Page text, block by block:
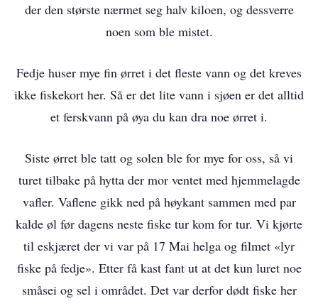
der den største nærmet seg halv kiloen, og dessverre
noen som ble mistet.
Fedje huser mye fin ørret i det fleste vann og det kreves
ikke fiskekort her. Så er det lite vann i sjøen er det alltid
et ferskvann på øya du kan dra noe ørret i.
Siste ørret ble tatt og solen ble for mye for oss, så vi
turet tilbake på hytta der mor ventet med hjemmelagde
vafler. Vaflene gikk ned på høykant sammen med par
kalde øl før dagens neste fiske tur kom for tur. Vi kjørte
til eskjæret der vi var på 17 Mai helga og filmet «lyr
fiske på fedje». Etter få kast fant ut at det kun luret noe
småsei og sel i området. Det var derfor dødt fiske her